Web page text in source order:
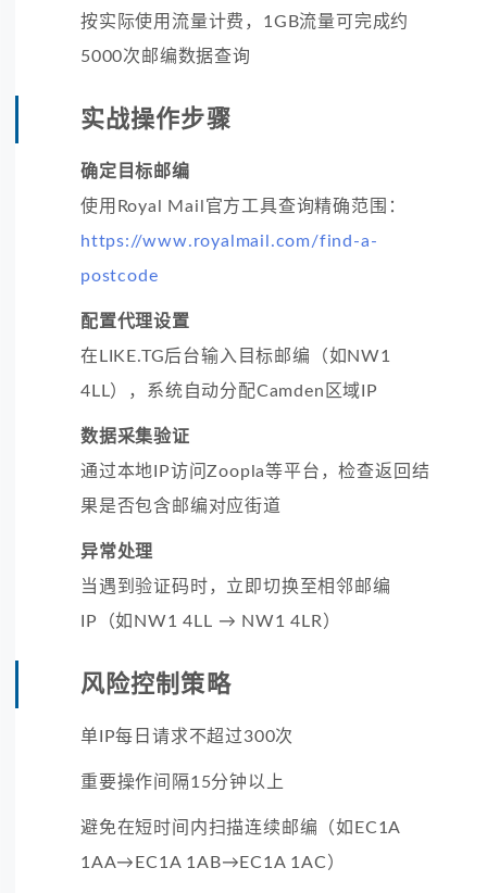
按实际使用流量计费，1GB流量可完成约
5000次邮编数据查询
实战操作步骤
确定目标邮编
使用Royal Mail官方工具查询精确范围：
https://www.royalmail.com/find-a-
postcode
配置代理设置
在LIKE.TG后台输入目标邮编（如NW1
4LL），系统自动分配Camden区域IP
数据采集验证
通过本地IP访问Zoopla等平台，检查返回结
果是否包含邮编对应街道
异常处理
当遇到验证码时，立即切换至相邻邮编
IP（如NW1 4LL → NW1 4LR）
风险控制策略
单IP每日请求不超过300次
重要操作间隔15分钟以上
避免在短时间内扫描连续邮编（如EC1A
1AA→EC1A 1AB→EC1A 1AC）